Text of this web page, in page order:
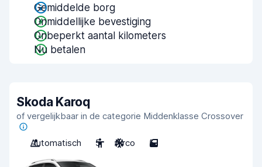
Gemiddelde borg
Onmiddellijke bevestiging
Onbeperkt aantal kilometers
Nu betalen
Skoda Karoq
of vergelijkbaar in de categorie Middenklasse Crossover
Automatisch 5 Airco 5